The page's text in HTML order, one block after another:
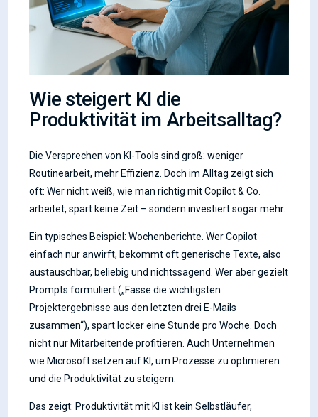
Wie steigert KI die
Produktivität im Arbeitsalltag?
Die Versprechen von KI-Tools sind groß: weniger
Routinearbeit, mehr Effizienz. Doch im Alltag zeigt sich
oft: Wer nicht weiß, wie man richtig mit Copilot & Co.
arbeitet, spart keine Zeit – sondern investiert sogar mehr.
Ein typisches Beispiel: Wochenberichte. Wer Copilot
einfach nur anwirft, bekommt oft generische Texte, also
austauschbar, beliebig und nichtssagend. Wer aber gezielt
Prompts formuliert („Fasse die wichtigsten
Projektergebnisse aus den letzten drei E-Mails
zusammen“), spart locker eine Stunde pro Woche. Doch
nicht nur Mitarbeitende profitieren. Auch Unternehmen
wie Microsoft setzen auf KI, um Prozesse zu optimieren
und die Produktivität zu steigern.
Das zeigt: Produktivität mit KI ist kein Selbstläufer,